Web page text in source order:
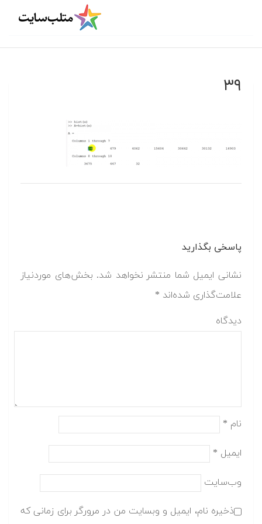
۳۹
پاسخی بگذارید
نشانی ایمیل شما منتشر نخواهد شد. بخش‌های موردنیاز
علامت‌گذاری شده‌اند *
دیدگاه
نام *
ایمیل *
وب‌سایت
ذخیره نام، ایمیل و وبسایت من در مرورگر برای زمانی که